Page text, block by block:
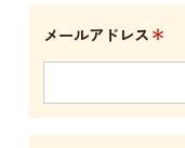
メールアドレス＊